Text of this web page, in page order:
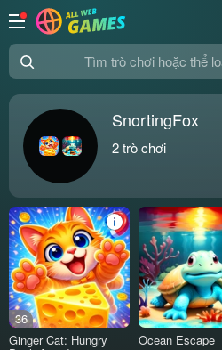
Tìm trò chơi hoặc thể loại
SnortingFox
2trò chơi
36
Ginger Cat: Hungry
Ocean Escape